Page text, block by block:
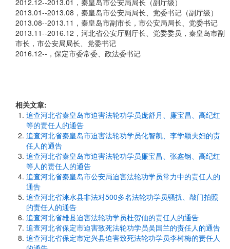
2012.12--2013.01，秦皇岛市公安局局长（副厅级）
2013.01--2013.08，秦皇岛市公安局局长、党委书记（副厅级）
2013.08--2013.11，秦皇岛市副市长，市公安局局长、党委书记
2013.11--2016.12，河北省公安厅副厅长、党委委员，秦皇岛市副
市长，市公安局局长、党委书记
2016.12--，保定市委常委、政法委书记
相关文章:
追查河北省秦皇岛市迫害法轮功学员庞舒月、廉宝昌、高纪红
等的责任人的通告
追查河北省秦皇岛市迫害法轮功学员化智凯、李学颖夫妇的责
任人的通告
追查河北省秦皇岛市迫害法轮功学员廉宝昌、张鑫钢、高纪红
等人的责任人的通告
追查河北省秦皇岛市公安局迫害法轮功学员常力中的责任人的
通告
追查河北省涞水县非法对500多名法轮功学员骚扰、敲门拍照
的责任人的通告
追查河北省雄县迫害法轮功学员杜贺仙的责任人的通告
追查河北省保定市迫害致死法轮功学员吴国兰的责任人的通告
追查河北省保定市定兴县迫害致死法轮功学员李树梅的责任人